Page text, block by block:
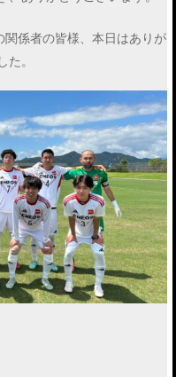
係者の皆様、本日はありが
。